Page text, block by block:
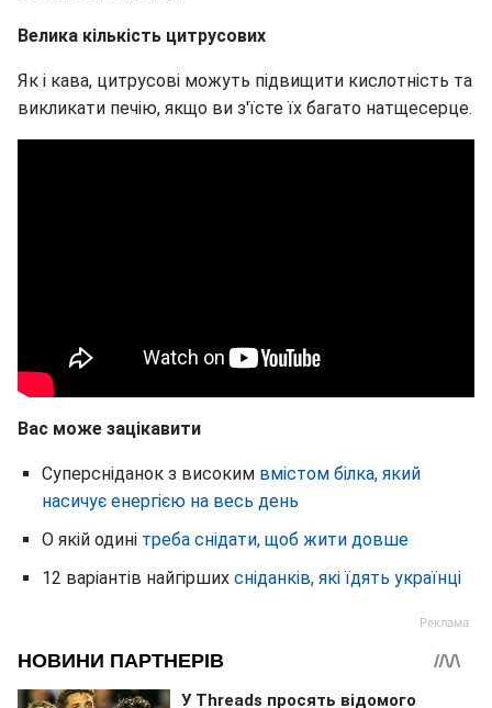
Велика кількість цитрусових
Як і кава, цитрусові можуть підвищити кислотність та
викликати печію, якщо ви з'їсте їх багато натщесерце.
Вас може зацікавити
Суперсніданок з високим вмістом білка, який
насичує енергією на весь день
О якій одині треба снідати, щоб жити довше
12 варіантів найгірших сніданків, які їдять українці